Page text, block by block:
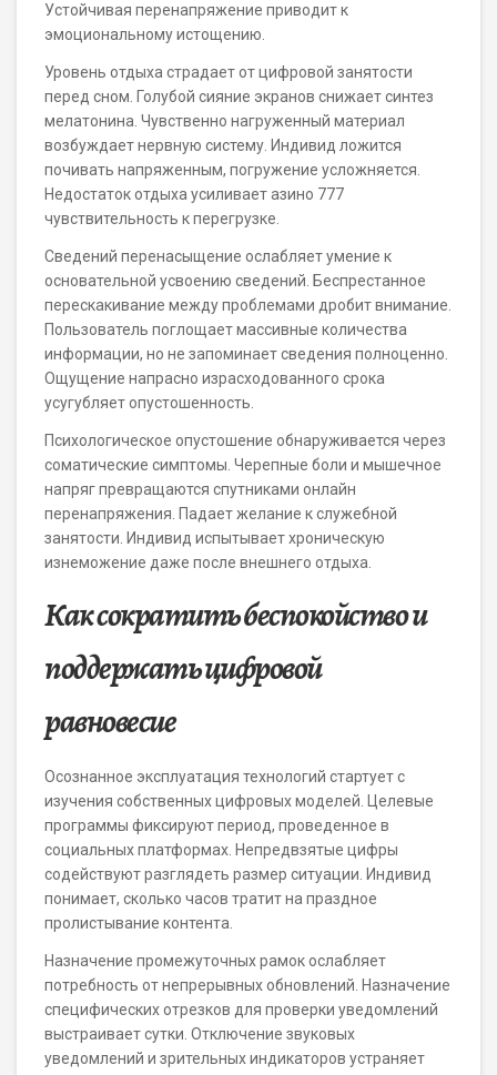
Устойчивая перенапряжение приводит к
эмоциональному истощению.
Уровень отдыха страдает от цифровой занятости
перед сном. Голубой сияние экранов снижает синтез
мелатонина. Чувственно нагруженный материал
возбуждает нервную систему. Индивид ложится
почивать напряженным, погружение усложняется.
Недостаток отдыха усиливает азино 777
чувствительность к перегрузке.
Сведений перенасыщение ослабляет умение к
основательной усвоению сведений. Беспрестанное
перескакивание между проблемами дробит внимание.
Пользователь поглощает массивные количества
информации, но не запоминает сведения полноценно.
Ощущение напрасно израсходованного срока
усугубляет опустошенность.
Психологическое опустошение обнаруживается через
соматические симптомы. Черепные боли и мышечное
напряг превращаются спутниками онлайн
перенапряжения. Падает желание к служебной
занятости. Индивид испытывает хроническую
изнеможение даже после внешнего отдыха.
Как сократить беспокойство и
поддержать цифровой
равновесие
Осознанное эксплуатация технологий стартует с
изучения собственных цифровых моделей. Целевые
программы фиксируют период, проведенное в
социальных платформах. Непредвзятые цифры
содействуют разглядеть размер ситуации. Индивид
понимает, сколько часов тратит на праздное
пролистывание контента.
Назначение промежуточных рамок ослабляет
потребность от непрерывных обновлений. Назначение
специфических отрезков для проверки уведомлений
выстраивает сутки. Отключение звуковых
уведомлений и зрительных индикаторов устраняет